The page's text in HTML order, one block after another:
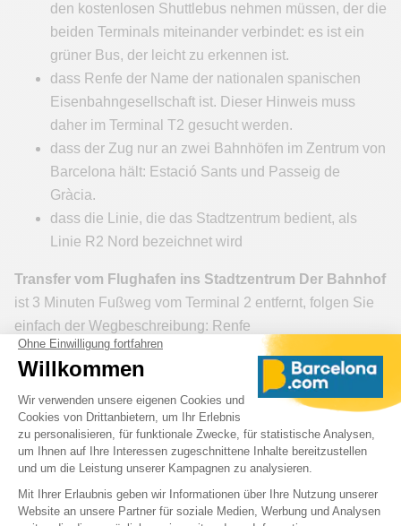
den kostenlosen Shuttlebus nehmen müssen, der die
beiden Terminals miteinander verbindet: es ist ein
grüner Bus, der leicht zu erkennen ist.
dass Renfe der Name der nationalen spanischen
Eisenbahngesellschaft ist. Dieser Hinweis muss
daher im Terminal T2 gesucht werden.
dass der Zug nur an zwei Bahnhöfen im Zentrum von
Barcelona hält: Estació Sants und Passeig de
Gràcia.
dass die Linie, die das Stadtzentrum bedient, als
Linie R2 Nord bezeichnet wird
Transfer vom Flughafen ins Stadtzentrum Der Bahnhof
ist 3 Minuten Fußweg vom Terminal 2 entfernt, folgen Sie
einfach der Wegbeschreibung: Renfe
Fahrtzeit:Durchschnittlich 30 Minuten vom T2 bis ins
Zentrum von Barcelona
Fahrpreis:ab5,90 Eurofür die einfache Fahrt,
Fahrstrecke: Terminal 2- Prat de LLobregat- Bellvitge-
Estació de Sants- Passeig de Gràcia- Barcelona El Clot
AragóDauer: von 5h42 bis 23h28
Häufigkeit:Etwa alle 30 Minuten. In der Gegenrichtung
fährt der erste Zug um 5.08 Uhr und der letzte um 23.07